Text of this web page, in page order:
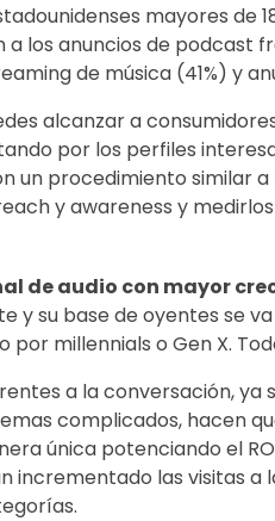
mayores de
los anuncios de podcast
de música (41%) y
alcanzar a
por los perfiles
un procedimiento similar
y awareness y
de audio con mayor
y su base de oyentes se
por millennials o Gen X.
a la conversación, ya
complicados, hacen
única potenciando el
incrementado las visitas a